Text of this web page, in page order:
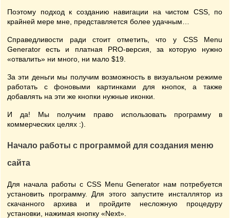
Поэтому подход к созданию навигации на чистом CSS, по
крайней мере мне, представляется более удачным…
Справедливости ради стоит отметить, что у CSS Menu
Generator есть и платная PRO-версия, за которую нужно
«отвалить» ни много, ни мало $19.
За эти деньги мы получим возможность в визуальном режиме
работать с фоновыми картинками для кнопок, а также
добавлять на эти же кнопки нужные иконки.
И да! Мы получим право использовать программу в
коммерческих целях :).
Начало работы с программой для создания меню
сайта
Для начала работы с CSS Menu Generator нам потребуется
установить программу. Для этого запустите инсталлятор из
скачанного архива и пройдите несложную процедуру
установки, нажимая кнопку «Next».